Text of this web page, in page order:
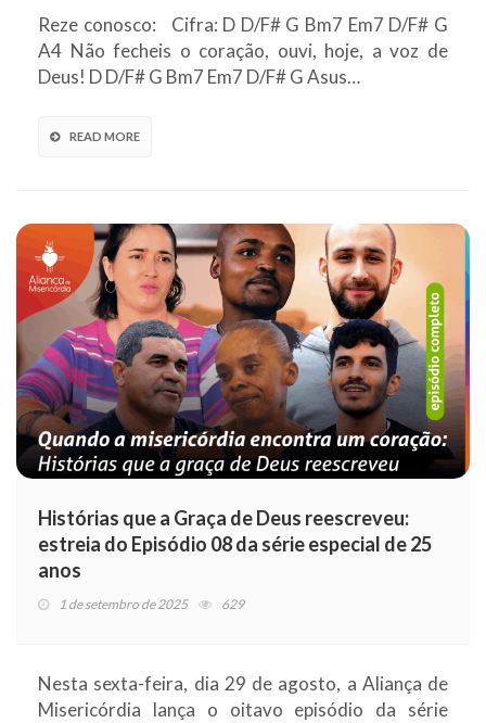
Reze conosco: Cifra: D D/F# G Bm7 Em7 D/F# G
A4 Não fecheis o coração, ouvi, hoje, a voz de
Deus! D D/F# G Bm7 Em7 D/F# G Asus…
READ MORE
Histórias que a Graça de Deus reescreveu:
estreia do Episódio 08 da série especial de 25
anos
1 de setembro de 2025 629
Nesta sexta-feira, dia 29 de agosto, a Aliança de
Misericórdia lança o oitavo episódio da série